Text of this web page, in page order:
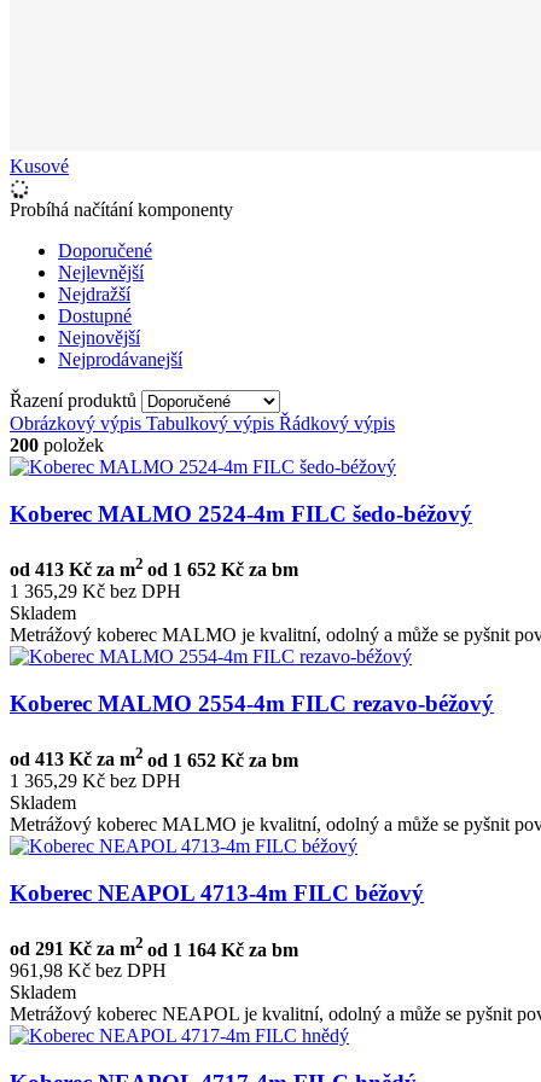
Kusové
Probíhá načítání komponenty
Doporučené
Nejlevnější
Nejdražší
Dostupné
Nejnovější
Nejprodávanejší
Řazení produktů
Obrázkový výpis Tabulkový výpis Řádkový výpis
200 položek
Koberec MALMO 2524-4m FILC šedo-béžový
od 413 Kč za m2 od 1 652 Kč za bm
1 365,29 Kč bez DPH
Skladem
Metrážový koberec MALMO je kvalitní, odolný a může se pyšnit
Koberec MALMO 2554-4m FILC rezavo-béžový
od 413 Kč za m2 od 1 652 Kč za bm
1 365,29 Kč bez DPH
Skladem
Metrážový koberec MALMO je kvalitní, odolný a může se pyšnit
Koberec NEAPOL 4713-4m FILC béžový
od 291 Kč za m2 od 1 164 Kč za bm
961,98 Kč bez DPH
Skladem
Metrážový koberec NEAPOL je kvalitní, odolný a může se pyšnit